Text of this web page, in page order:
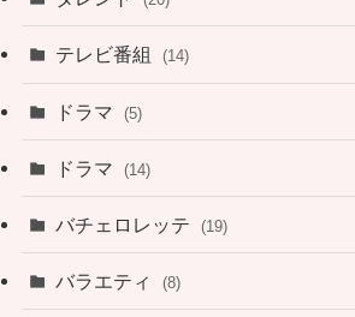
テレビ番組 (14)
ドラマ (5)
ドラマ (14)
バチェロレッテ (19)
バラエティ (8)